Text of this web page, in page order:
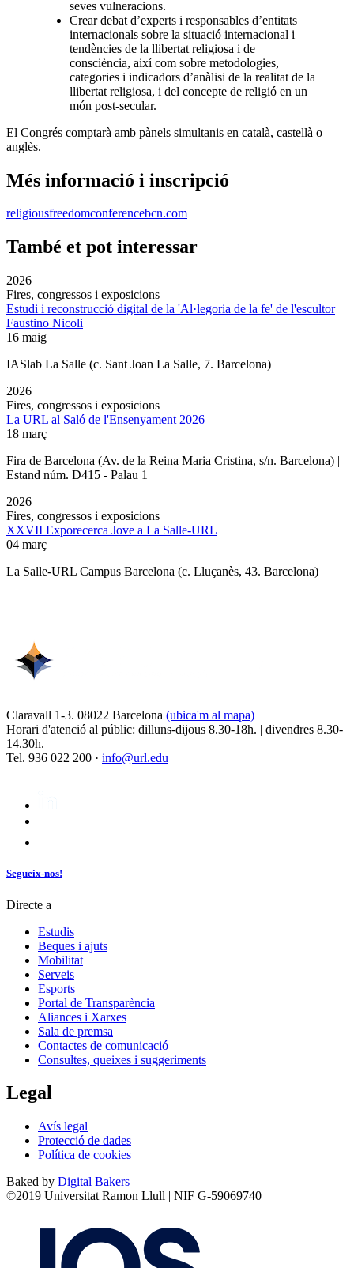
seves vulneracions.
Crear debat d’experts i responsables d’entitats
internacionals sobre la situació internacional i
tendències de la llibertat religiosa i de
consciència, així com sobre metodologies,
categories i indicadors d’anàlisi de la realitat de la
llibertat religiosa, i del concepte de religió en un
món post-secular.
El Congrés comptarà amb pànels simultanis en català, castellà o
anglès.
Més informació i inscripció
religiousfreedomconferencebcn.com
També et pot interessar
2026
Fires, congressos i exposicions
Estudi i reconstrucció digital de la 'Al·legoria de la fe' de l'escultor
Faustino Nicoli
16 maig
IASlab La Salle (c. Sant Joan La Salle, 7. Barcelona)
2026
Fires, congressos i exposicions
La URL al Saló de l'Ensenyament 2026
18 març
Fira de Barcelona (Av. de la Reina Maria Cristina, s/n. Barcelona) |
Estand núm. D415 - Palau 1
2026
Fires, congressos i exposicions
XXVII Exporecerca Jove a La Salle-URL
04 març
La Salle-URL Campus Barcelona (c. Lluçanès, 43. Barcelona)
Claravall 1-3. 08022 Barcelona (ubica'm al mapa)
Horari d'atenció al públic: dilluns-dijous 8.30-18h. | divendres 8.30-
14.30h.
Tel. 936 022 200 · info@url.edu
Segueix-nos!
Directe a
Estudis
Beques i ajuts
Mobilitat
Serveis
Esports
Portal de Transparència
Aliances i Xarxes
Sala de premsa
Contactes de comunicació
Consultes, queixes i suggeriments
Legal
Avís legal
Protecció de dades
Política de cookies
Baked by Digital Bakers
©2019 Universitat Ramon Llull | NIF G-59069740